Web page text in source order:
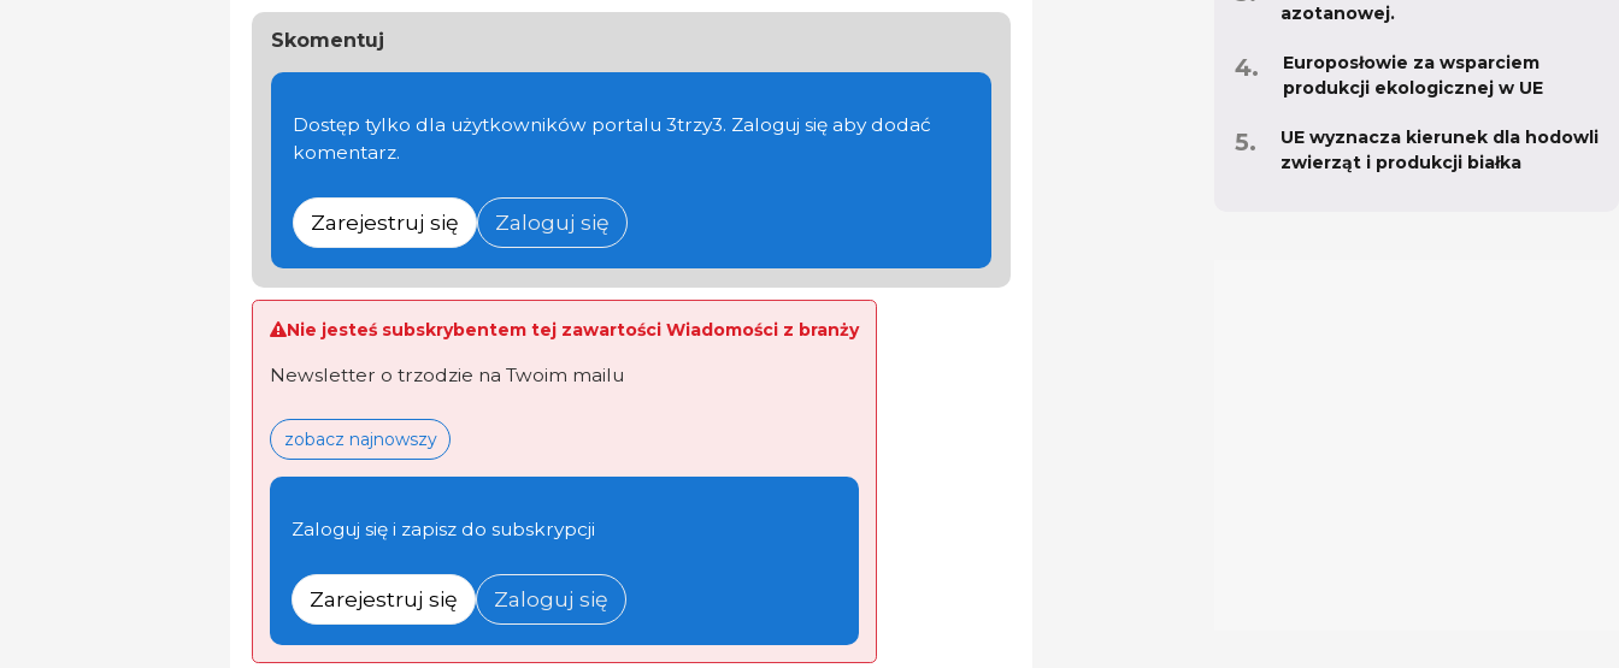
Skomentuj
Dostęp tylko dla użytkowników portalu 3trzy3. Zaloguj się aby dodać
komentarz.
Zarejestruj się Zaloguj się
Nie jesteś subskrybentem tej zawartości Wiadomości z branży
Newsletter o trzodzie na Twoim mailu
zobacz najnowszy
Zaloguj się i zapisz do subskrypcji
Zarejestruj się Zaloguj się
azotanowej.
Europosłowie za wsparciem
produkcji ekologicznej w UE
UE wyznacza kierunek dla hodowli
zwierząt i produkcji białka